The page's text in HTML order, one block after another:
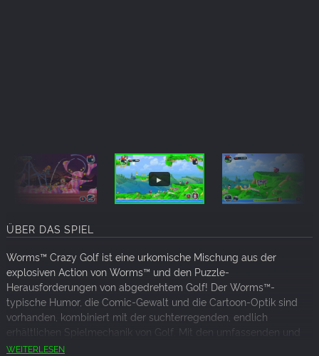
ÜBER DAS SPIEL
Worms™ Crazy Golf ist eine urkomische Mischung aus der
explosiven Action von Worms™ und den Puzzle-
Herausforderungen von abgedrehtem Golf! Der Worms™-
typische Humor, die Comic-Gewalt und die Cartoon-Optik sind
vorhanden, kombiniert mit der suchterregenden, endlich
erhältlichen Spielmechanik von Golf. Mit den umfassenden und
wiederspielbaren Einzelspieler-Möglichkeiten sowie Hot-Seat-
WEITERLESEN